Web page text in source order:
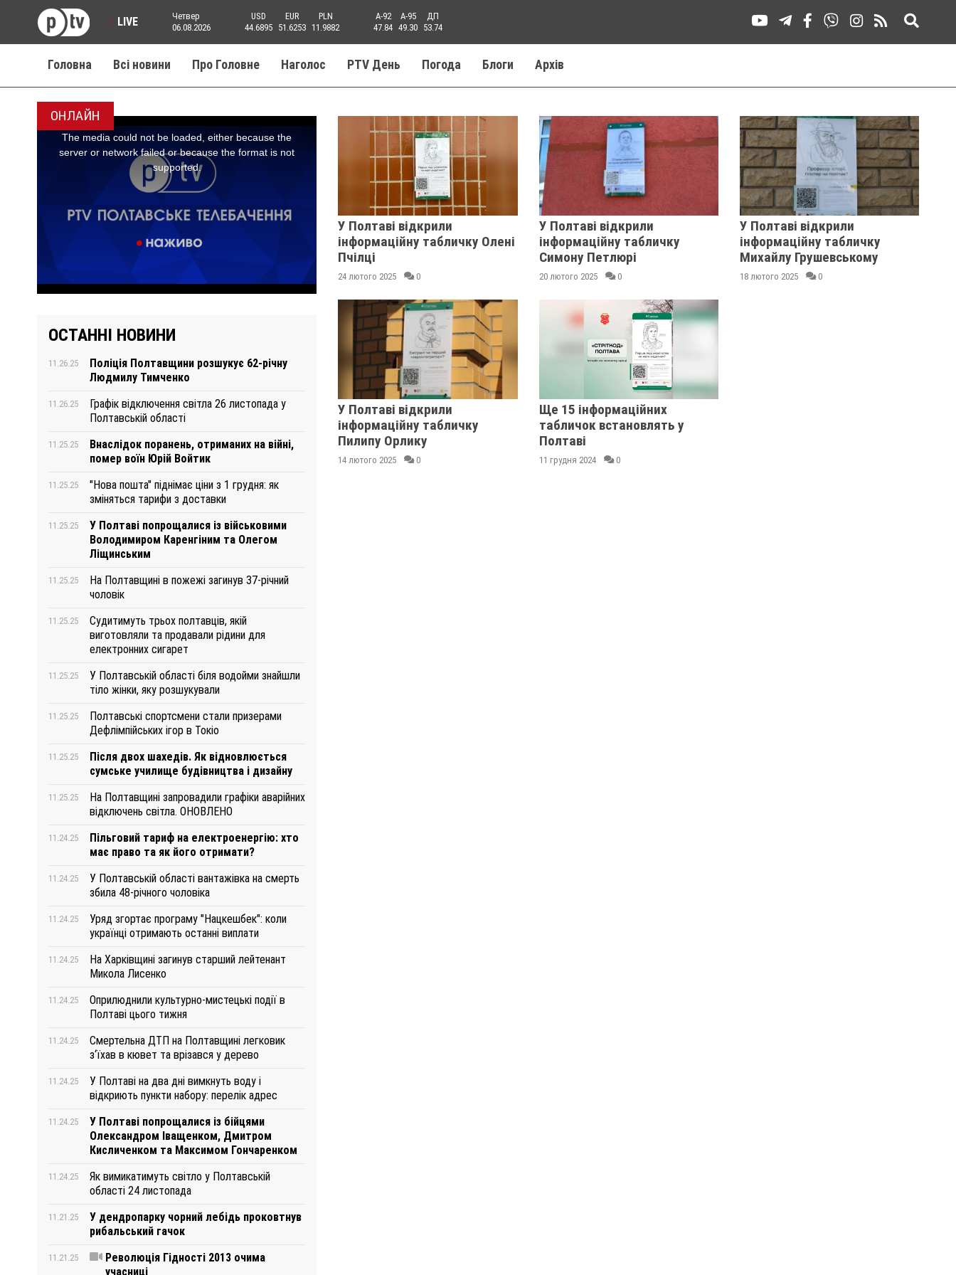
LIVE
Четвер
06.08.2026
USD
44.6895
EUR
51.6253
PLN
11.9882
A-92
47.84
A-95
49.30
ДП
53.74
Головна Всі новини Про Головне Наголос PTV День Погода Блоги Aрхів
ОНЛАЙН
ОСТАННІ НОВИНИ
11.26.25
Поліція Полтавщини розшукує 62-річну
Людмилу Тимченко
11.26.25
Графік відключення світла 26 листопада у
Полтавській області
11.25.25
Внаслідок поранень, отриманих на війні,
помер воїн Юрій Войтик
11.25.25
"Нова пошта" піднімає ціни з 1 грудня: як
зміняться тарифи з доставки
11.25.25
У Полтаві попрощалися із військовими
Володимиром Каренгіним та Олегом
Ліщинським
11.25.25
На Полтавщині в пожежі загинув 37-річний
чоловік
11.25.25
Судитимуть трьох полтавців, якій
виготовляли та продавали рідини для
електронних сигарет
11.25.25
У Полтавській області біля водойми знайшли
тіло жінки, яку розшукували
11.25.25
Полтавські спортсмени стали призерами
Дефлімпійських ігор в Токіо
11.25.25
Після двох шахедів. Як відновлюється
сумське училище будівництва і дизайну
11.25.25
На Полтавщині запровадили графіки аварійних
відключень світла. ОНОВЛЕНО
11.24.25
Пільговий тариф на електроенергію: хто
має право та як його отримати?
11.24.25
У Полтавській області вантажівка на смерть
збила 48-річного чоловіка
11.24.25
Уряд згортає програму "Нацкешбек": коли
українці отримають останні виплати
11.24.25
На Харківщині загинув старший лейтенант
Микола Лисенко
11.24.25
Оприлюднили культурно-мистецькі події в
Полтаві цього тижня
11.24.25
Смертельна ДТП на Полтавщині легковик
з‘їхав в кювет та врізався у дерево
11.24.25
У Полтаві на два дні вимкнуть воду і
відкриють пункти набору: перелік адрес
11.24.25
У Полтаві попрощалися із бійцями
Олександром Іващенком, Дмитром
Кисличенком та Максимом Гончаренком
11.24.25
Як вимикатимуть світло у Полтавській
області 24 листопада
11.21.25
У дендропарку чорний лебідь проковтнув
рибальський гачок
11.21.25
Революція Гідності 2013 очима
учасниці
У Полтаві відкрили
інформаційну табличку Олені
Пчілці
24 лютого 2025 0
У Полтаві відкрили
інформаційну табличку
Симону Петлюрі
20 лютого 2025 0
У Полтаві відкрили
інформаційну табличку
Михайлу Грушевському
18 лютого 2025 0
У Полтаві відкрили
інформаційну табличку
Пилипу Орлику
14 лютого 2025 0
Ще 15 інформаційних
табличок встановлять у
Полтаві
11 грудня 2024 0